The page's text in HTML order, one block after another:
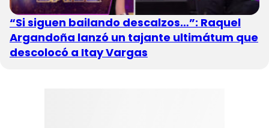
“Si siguen bailando descalzos…”: Raquel
Argandoña lanzó un tajante ultimátum que
descolocó a Itay Vargas